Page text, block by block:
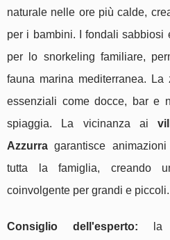
naturale nelle ore più calde,
per i bambini. I fondali sabbiosi
per lo snorkeling familiare,
fauna marina mediterranea.
essenziali come docce, bar e
spiaggia. La vicinanza ai
Azzurra garantisce
tutta la famiglia, creando
coinvolgente per grandi e piccoli.
Consiglio dell'esperto: la